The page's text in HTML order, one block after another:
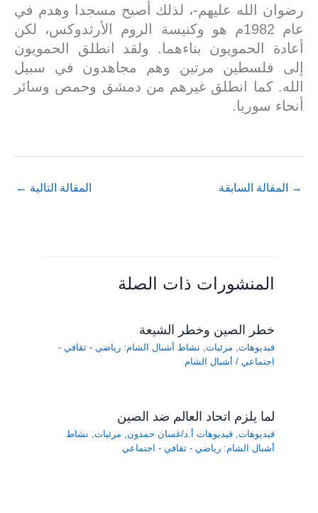
رضوان الله عليهم-، لذلك أصبح مسجدا وهدم في
عام 1982م هو وكنيسة الروم الأرثدوكس، لكن
أعادة الحمويون بناءهما. ولقد انطلق الحمويون
إلى فلسطين مرتين وهم مجاهدون في سبيل
الله. كما انطلق غيرهم من دمشق وحمص وسائر
أنحاء سوريا.
→ المقالة السابقة المقالة التالية ←
المنشورات ذات الصلة
خطر الصين وخطر الشيعة
فيديوهات, مرئيات, نشاط أشبال الشام: رياضي - ثقافي -
اجتماعي / أشبال الشام
لما يلزم اتحاد العالم ضد الصين
فيديوهات,فيديوهات أ.د/غسان حمدون, مرئيات, نشاط
أشبال الشام: رياضي - ثقافي - اجتماعي